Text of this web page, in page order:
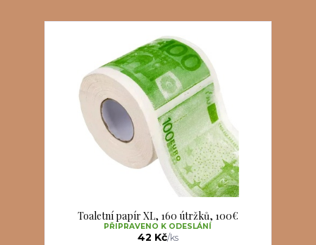
Toaletní papír XL, 160 útržků, 100€
42 Kč/ks
PŘIPRAVENO K ODESLÁNÍ